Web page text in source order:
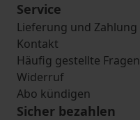
Service
Lieferung und Zahlung
Kontakt
Häufig gestellte Fragen
Widerruf
Abo kündigen
Sicher bezahlen